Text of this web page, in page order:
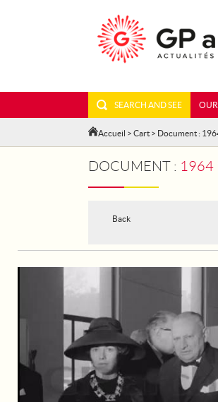
SEARCH AND SEE
Accueil > Cart > Document :
DOCUMENT : 1964
Back